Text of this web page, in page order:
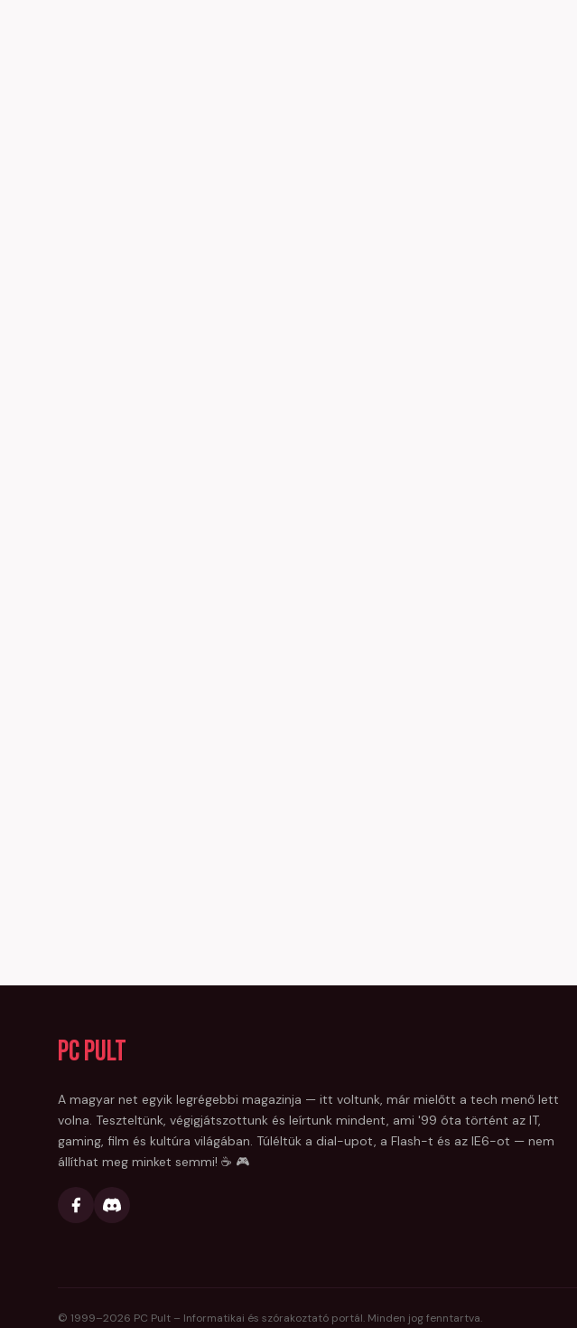
PC Pult
A magyar net egyik legrégebbi magazinja — itt voltunk, már mielőtt a tech menő lett
volna. Teszteltünk, végigjátszottunk és leírtunk mindent, ami '99 óta történt az IT,
gaming, film és kultúra világában. Túléltük a dial-upot, a Flash-t és az IE6-ot — nem
állíthat meg minket semmi! ☕ 🎮
© 1999–2026 PC Pult – Informatikai és szórakoztató portál. Minden jog fenntartva.